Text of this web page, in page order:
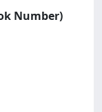
Number)